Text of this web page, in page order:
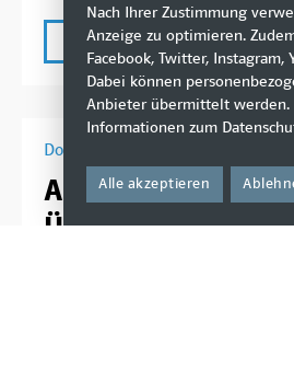
mehr
Donnerstag, 11. Dezember 2025
Antrag:
Überlegungen zu
Nach Ihrer Zustimmung
Anzeige zu optimieren.
Facebook, Twitter,
Dabei können
Anbieter übermittelt werden.
Informationen zum
Alle akzeptieren